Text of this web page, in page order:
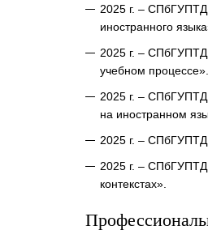
2025 г. –
иностранного
2025 г. –
учебном процессе».
2025 г. –
на иностранном
2025 г. –
2025 г. –
контекстах».